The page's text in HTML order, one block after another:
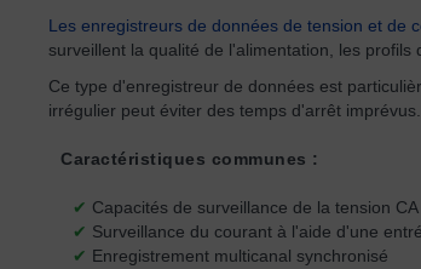
Les enregistreurs de données de tension et de
surveillent la qualité de l'alimentation, les
Ce type d'enregistreur de données est
irrégulier peut éviter des temps d'arrêt imprévus.
Caractéristiques communes :
✔ Capacités de surveillance de la tension CA
✔ Surveillance du courant à l'aide d'une
✔ Enregistrement multicanal synchronisé